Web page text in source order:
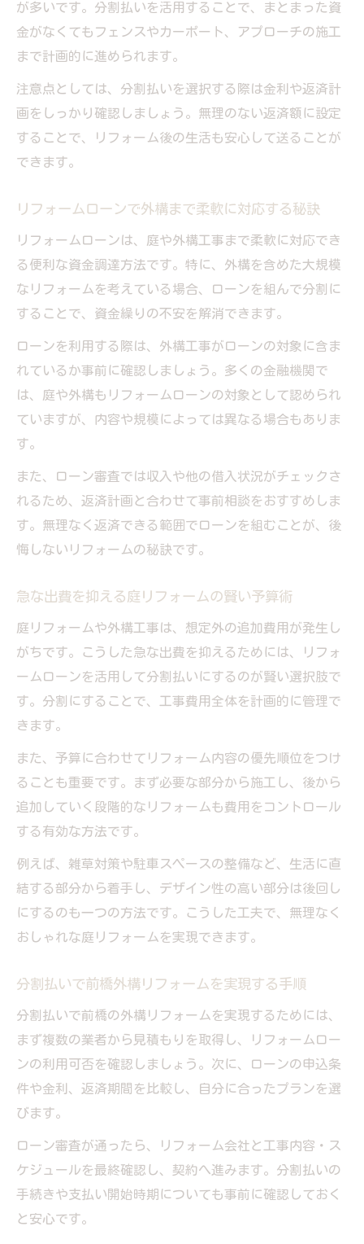
画術
リフォーム費用に悩む方へ 分割ローンで急な出
急な外構リフォーム費用も分割で安心対応
前橋外構リフォームでローンを活用する利
庭リフォームの費用不安を解消するローン
選択
外構工事もローンで計画的に進める方法
おしゃれな庭と外構を実現するローン活用術の
ポイント
前橋外構リフォームで失敗しないローン活
用術
分割払いを使ったおしゃれ庭リフォームの
実例
前橋の外構工事も分割で理想の仕上がりに
リフォーム費用を賢く抑えるローンの選び
方
庭リフォームの費用を抑えたいならローンが有
前橋外構リフォームでローンが人気の背景
費用負担を軽減する分割払いのメリット
急な出費を抑えるためのローン活用術解説
方法
前橋で実践する外構リフォームの分割払い
が多いです。分割払いを活用することで、まとまった資
金がなくてもフェンスやカーポート、アプローチの施工
まで計画的に進められます。
注意点としては、分割払いを選択する際は金利や返済計
画をしっかり確認しましょう。無理のない返済額に設定
することで、リフォーム後の生活も安心して送ることが
できます。
リフォームローンで外構まで柔軟に対応する秘訣
リフォームローンは、庭や外構工事まで柔軟に対応でき
る便利な資金調達方法です。特に、外構を含めた大規模
なリフォームを考えている場合、ローンを組んで分割に
することで、資金繰りの不安を解消できます。
ローンを利用する際は、外構工事がローンの対象に含ま
れているか事前に確認しましょう。多くの金融機関で
は、庭や外構もリフォームローンの対象として認められ
ていますが、内容や規模によっては異なる場合もありま
す。
また、ローン審査では収入や他の借入状況がチェックさ
れるため、返済計画と合わせて事前相談をおすすめしま
す。無理なく返済できる範囲でローンを組むことが、後
悔しないリフォームの秘訣です。
急な出費を抑える庭リフォームの賢い予算術
庭リフォームや外構工事は、想定外の追加費用が発生し
がちです。こうした急な出費を抑えるためには、リフォ
ームローンを活用して分割払いにするのが賢い選択肢で
す。分割にすることで、工事費用全体を計画的に管理で
きます。
また、予算に合わせてリフォーム内容の優先順位をつけ
ることも重要です。まず必要な部分から施工し、後から
追加していく段階的なリフォームも費用をコントロール
する有効な方法です。
例えば、雑草対策や駐車スペースの整備など、生活に直
結する部分から着手し、デザイン性の高い部分は後回し
にするのも一つの方法です。こうした工夫で、無理なく
おしゃれな庭リフォームを実現できます。
分割払いで前橋外構リフォームを実現する手順
分割払いで前橋の外構リフォームを実現するためには、
まず複数の業者から見積もりを取得し、リフォームロー
ンの利用可否を確認しましょう。次に、ローンの申込条
件や金利、返済期間を比較し、自分に合ったプランを選
びます。
ローン審査が通ったら、リフォーム会社と工事内容・ス
ケジュールを最終確認し、契約へ進みます。分割払いの
手続きや支払い開始時期についても事前に確認しておく
と安心です。